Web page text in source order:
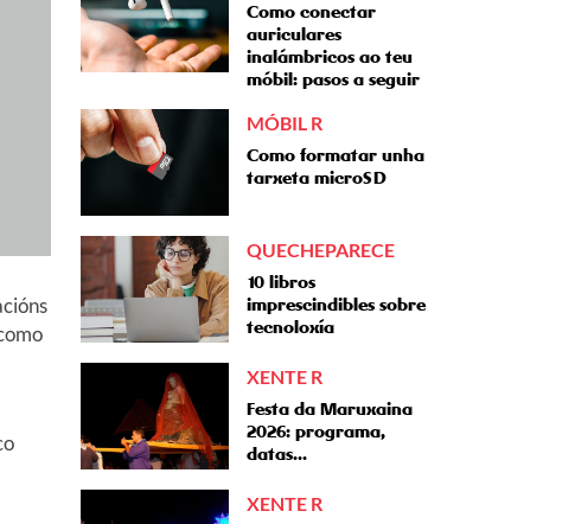
Como conectar
auriculares
inalámbricos ao teu
móbil: pasos a seguir
MÓBIL R
Como formatar unha
tarxeta microSD
QUECHEPARECE
10 libros
imprescindibles sobre
tecnoloxía
XENTE R
Festa da Maruxaina
2026: programa,
datas...
XENTE R